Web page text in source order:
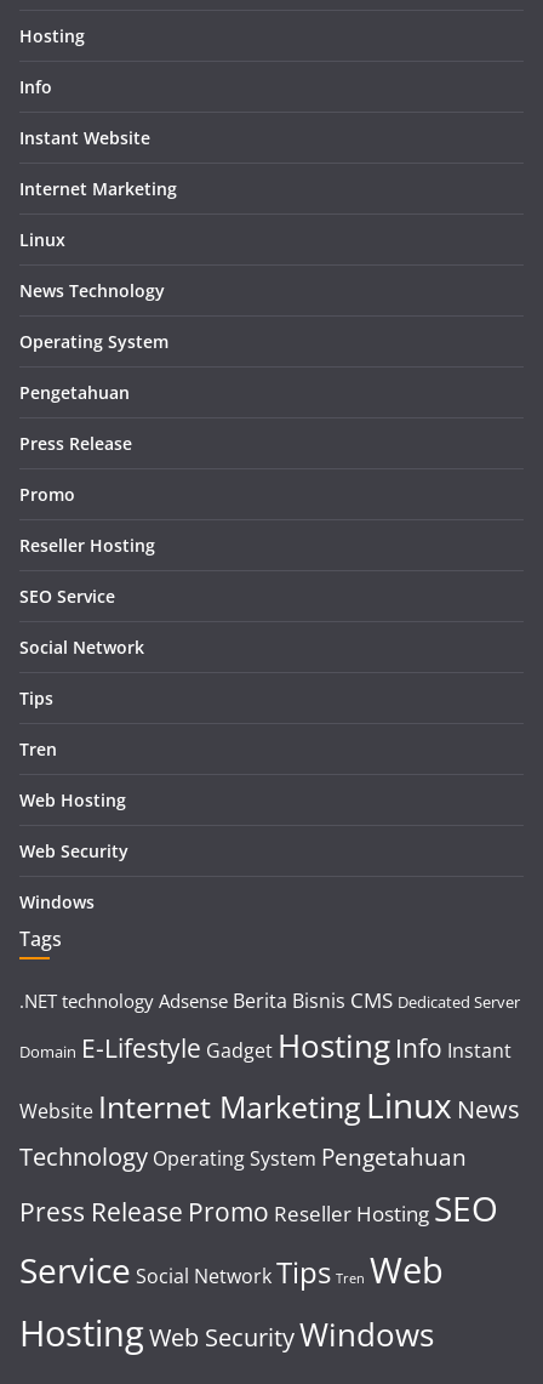
Hosting
Info
Instant Website
Internet Marketing
Linux
News Technology
Operating System
Pengetahuan
Press Release
Promo
Reseller Hosting
SEO Service
Social Network
Tips
Tren
Web Hosting
Web Security
Windows
Tags
.NET technology Adsense Berita Bisnis CMS Dedicated Server
Domain E-Lifestyle Gadget Hosting Info Instant
Website Internet Marketing Linux News
Technology Operating System Pengetahuan
Press Release Promo Reseller Hosting SEO
Service Social NetworkTips Tren Web
HostingWeb SecurityWindows